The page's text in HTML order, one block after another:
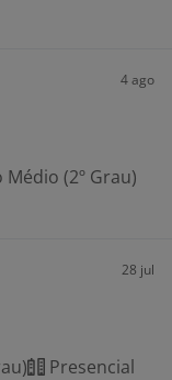
4 ago
Médio (2º Grau)
28 jul
Presencial